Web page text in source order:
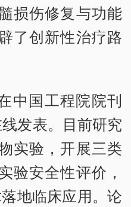
损伤修复与功能
了创新性治疗路
中国工程院院刊
发表。目前研究
实验，开展三类
验安全性评价，
地临床应用。论